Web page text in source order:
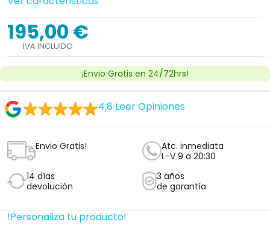
195,00 €
IVA INCLUIDO
¡Envio Gratis en 24/72hrs!
4.8 Leer Opiniones
Envio Gratis!
Atc. inmediata
L-V 9 a 20:30
14 días
devolución
3 años
de garantía
!Personaliza tu producto!